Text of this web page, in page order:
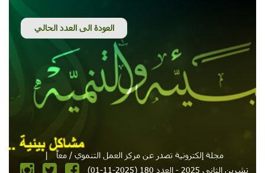
مجلة إلكترونية تصدر عن مركز العمل التنموي / معاً
|
تشرين الثاني 2025 - العدد 180 (2025-11-01)